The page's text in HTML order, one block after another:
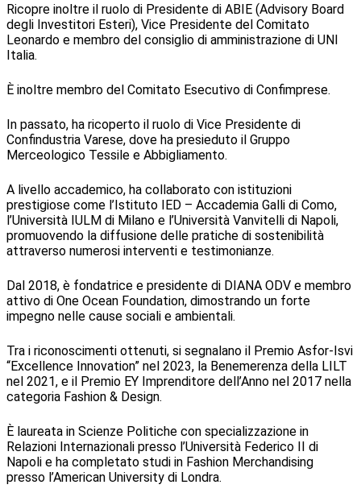
Ricopre inoltre il ruolo di Presidente di ABIE (Advisory Board
degli Investitori Esteri), Vice Presidente del Comitato
Leonardo e membro del consiglio di amministrazione di UNI
Italia.
È inoltre membro del Comitato Esecutivo di Confimprese.
In passato, ha ricoperto il ruolo di Vice Presidente di
Confindustria Varese, dove ha presieduto il Gruppo
Merceologico Tessile e Abbigliamento.
A livello accademico, ha collaborato con istituzioni
prestigiose come l’Istituto IED – Accademia Galli di Como,
l’Università IULM di Milano e l’Università Vanvitelli di Napoli,
promuovendo la diffusione delle pratiche di sostenibilità
attraverso numerosi interventi e testimonianze.
Dal 2018, è fondatrice e presidente di DIANA ODV e membro
attivo di One Ocean Foundation, dimostrando un forte
impegno nelle cause sociali e ambientali.
Tra i riconoscimenti ottenuti, si segnalano il Premio Asfor-Isvi
“Excellence Innovation” nel 2023, la Benemerenza della LILT
nel 2021, e il Premio EY Imprenditore dell’Anno nel 2017 nella
categoria Fashion & Design.
È laureata in Scienze Politiche con specializzazione in
Relazioni Internazionali presso l’Università Federico II di
Napoli e ha completato studi in Fashion Merchandising
presso l’American University di Londra.